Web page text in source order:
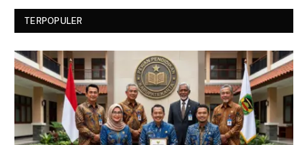
TERPOPULER